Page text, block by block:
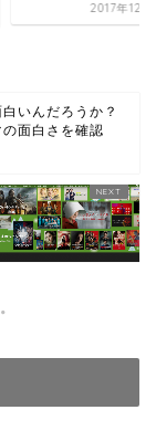
2017年12
いんだろうか？
面白さを確認